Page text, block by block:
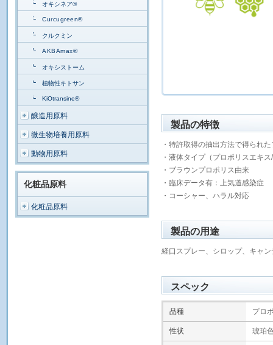
オキシネア®
Curcugreen®
クルクミン
AKBAmax®
オキシストーム
植物性キトサン
KiOtransine®
醸造用原料
微生物培養用原料
動物用原料
化粧品原料
化粧品原料
製品の特徴
・特許取得の抽出方法で得られ
・液体タイプ（プロポリスエキ
・ブラウンプロポリス由来
・臨床データ有：上気道感染症
・コーシャー、ハラル対応
製品の用途
経口スプレー、シロップ、キャ
スペック
品種 プロ
性状 琥珀